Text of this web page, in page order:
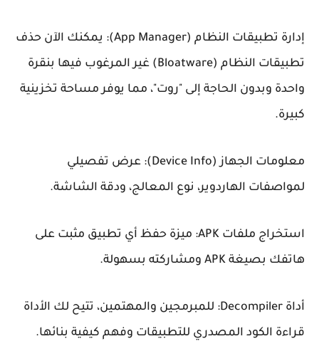
إدارة تطبيقات النظام (App Manager): يمكنك الآن حذف
تطبيقات النظام (Bloatware) غير المرغوب فيها بنقرة
واحدة وبدون الحاجة إلى "روت"، مما يوفر مساحة تخزينية
كبيرة.
معلومات الجهاز (Device Info): عرض تفصيلي
لمواصفات الهاردوير، نوع المعالج، ودقة الشاشة.
استخراج ملفات APK: ميزة حفظ أي تطبيق مثبت على
هاتفك بصيغة APK ومشاركته بسهولة.
أداة Decompiler: للمبرمجين والمهتمين، تتيح لك الأداة
قراءة الكود المصدري للتطبيقات وفهم كيفية بنائها.